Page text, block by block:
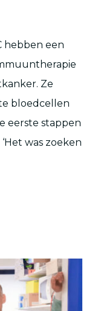
hebben een
Ze
bloedcellen
eerste stappen
‘Het was zoeken